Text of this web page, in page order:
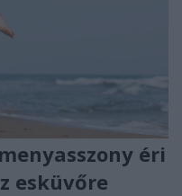
éri
esküvőre